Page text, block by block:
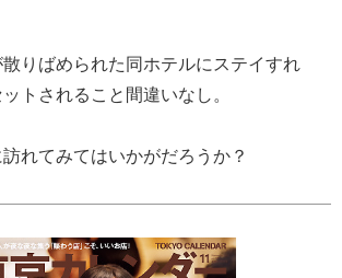
りばめられた同ホテルにステイすれ
トされること間違いなし。
れてみてはいかがだろうか？